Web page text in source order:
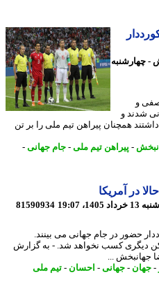
و
و
همچنان پیراهن تیم ملی را بر تن
-پیراهن تیم ملی -جام جهانی-
آمریکا
81590934
حضور در جام جهانی می بینند.
دیگری کسب نخواهد شد. - به گزارش
...
-جهانی-احسان-تیم ملی